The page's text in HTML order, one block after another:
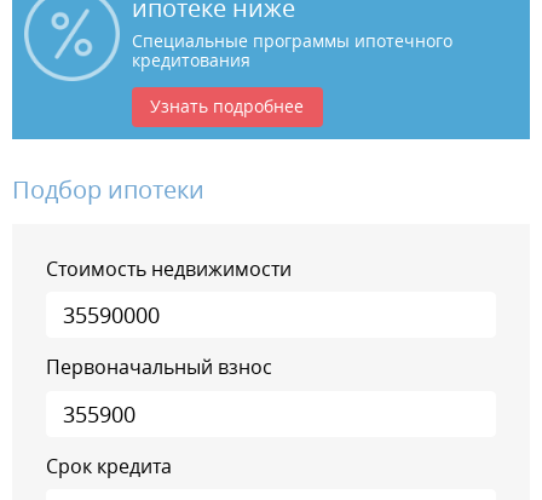
ипотеке ниже
Специальные программы ипотечного
кредитования
Узнать подробнее
Подбор ипотеки
Стоимость недвижимости
Первоначальный взнос
Срок кредита